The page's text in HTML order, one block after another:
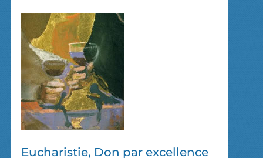
Eucharistie, Don par excellence